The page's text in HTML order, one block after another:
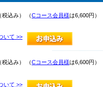
税込み） （Cコース会員様は6,600円）
いて >>
税込み） （Cコース会員様は6,600円）
いて >>